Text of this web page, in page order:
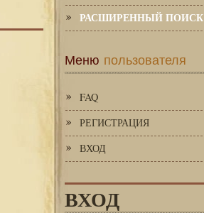
РАСШИРЕННЫЙ ПОИСК
Меню пользователя
FAQ
РЕГИСТРАЦИЯ
ВХОД
ВХОД